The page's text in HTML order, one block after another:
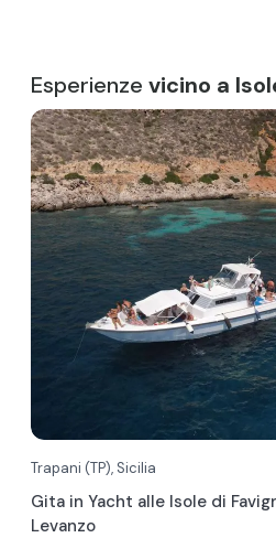
Esperienze vicino a
Trapani (TP), Sicilia
Gita in Yacht alle Isole di
Levanzo